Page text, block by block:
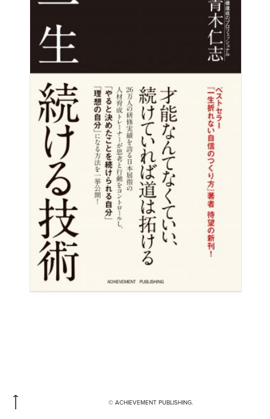
© ACHIEVEMENT PUBLISHING.